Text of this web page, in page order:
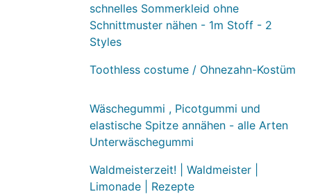
schnelles Sommerkleid ohne
Schnittmuster nähen - 1m Stoff - 2
Styles
Toothless costume / Ohnezahn-Kostüm
Wäschegummi , Picotgummi und
elastische Spitze annähen - alle Arten
Unterwäschegummi
Waldmeisterzeit! | Waldmeister |
Limonade | Rezepte